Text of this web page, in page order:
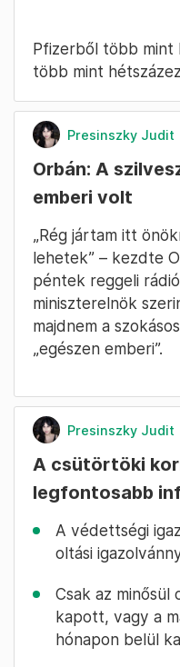
Pfizerből több mint
több mint
Presinszky Judit
Orbán: A
emberi volt
„Rég jártam itt
lehetek” – kezdte
péntek reggeli
miniszterelnök
majdnem a
„egészen emberi”.
Presinszky Judit
A csütörtöki
legfontosabb
A védettségi
oltási
Csak az
kapott, vagy a
hónapon belül